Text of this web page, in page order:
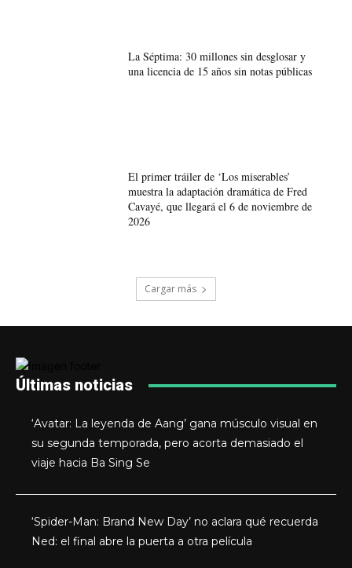
La Séptima: 30 millones sin desglosar y
una licencia de 15 años sin notas públicas
El primer tráiler de ‘Los miserables’
muestra la adaptación dramática de Fred
Cavayé, que llegará el 6 de noviembre de
2026
Cargar más
Últimas noticias
‘Avatar: La leyenda de Aang’ gana músculo visual en
su segunda temporada, pero acorta demasiado el
viaje hacia Ba Sing Se
‘Spider-Man: Brand New Day’ no aclara qué recuerda
Ned: el final abre la puerta a otra película